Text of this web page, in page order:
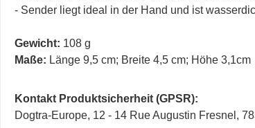
- Sender liegt ideal in der Hand und ist
Gewicht: 108 g
Maße: Länge 9,5 cm; Breite 4,5 cm; Höhe 3,1cm
Kontakt Produktsicherheit (GPSR):
Dogtra-Europe, 12 - 14 Rue Augustin Fresnel,